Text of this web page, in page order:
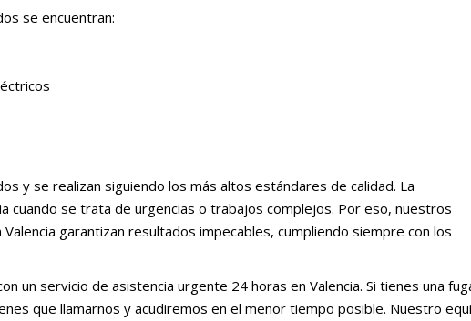
se encuentran:
y se realizan siguiendo los más altos estándares de calidad. La
cuando se trata de urgencias o trabajos complejos. Por eso, nuestros
garantizan resultados impecables, cumpliendo siempre con los
un servicio de asistencia urgente 24 horas en Valencia. Si tienes una
que llamarnos y acudiremos en el menor tiempo posible. Nuestro